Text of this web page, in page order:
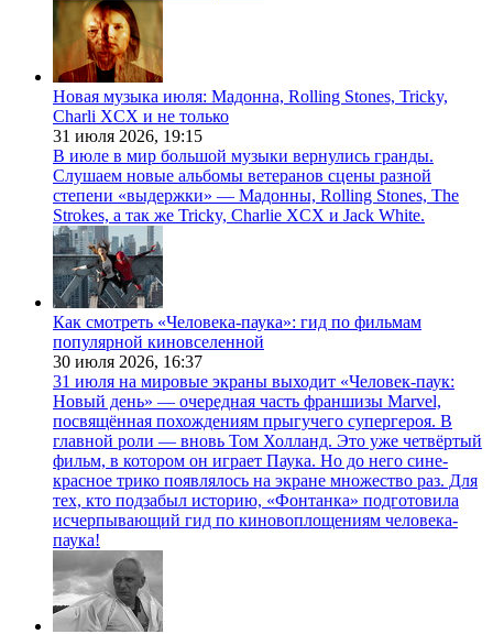
Новая музыка июля: Мадонна, Rolling Stones, Tricky,
Charli XCX и не только
31 июля 2026, 19:15
В июле в мир большой музыки вернулись гранды.
Слушаем новые альбомы ветеранов сцены разной
степени «выдержки» — Мадонны, Rolling Stones, The
Strokes, а так же Tricky, Charlie XCX и Jack White.
Как смотреть «Человека-паука»: гид по фильмам
популярной киновселенной
30 июля 2026, 16:37
31 июля на мировые экраны выходит «Человек-паук:
Новый день» — очередная часть франшизы Marvel,
посвящённая похождениям прыгучего супергероя. В
главной роли — вновь Том Холланд. Это уже четвёртый
фильм, в котором он играет Паука. Но до него сине-
красное трико появлялось на экране множество раз. Для
тех, кто подзабыл историю, «Фонтанка» подготовила
исчерпывающий гид по киновоплощениям человека-
паука!